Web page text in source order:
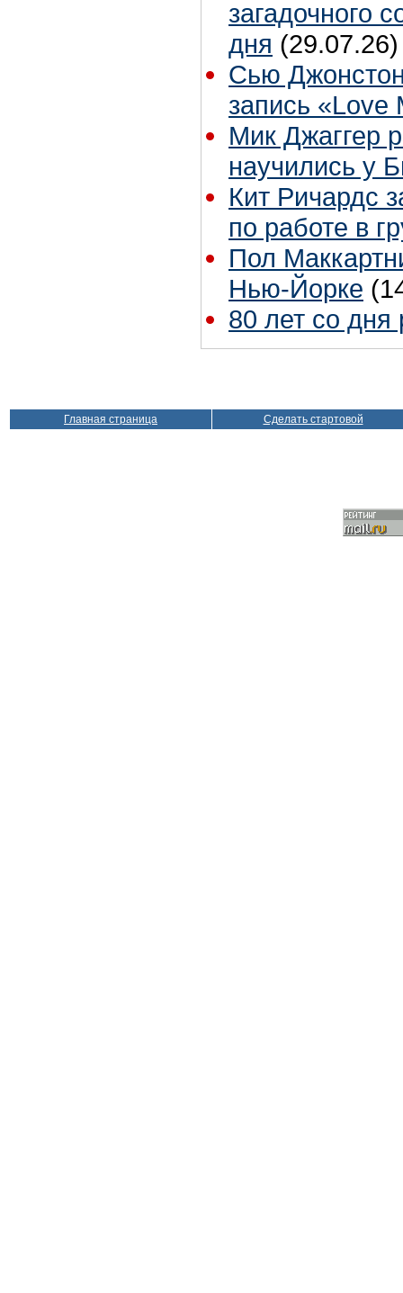
загадочного
дня (29.07.26)
Сью
запись «Love
Мик Джаггер
научились у
Кит Ричардс
по работе в
Пол
Нью-Йорке
80 лет со
Главная страница Сделать стартовой